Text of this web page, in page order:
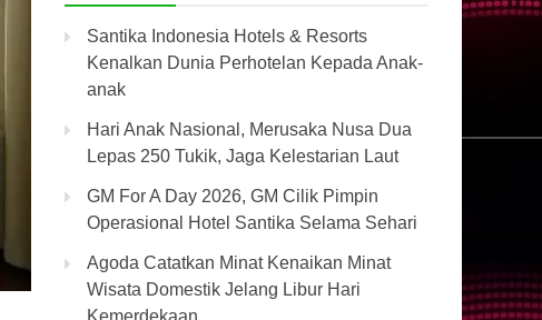
Santika Indonesia Hotels & Resorts
Kenalkan Dunia Perhotelan Kepada Anak-
anak
Hari Anak Nasional, Merusaka Nusa Dua
Lepas 250 Tukik, Jaga Kelestarian Laut
GM For A Day 2026, GM Cilik Pimpin
Operasional Hotel Santika Selama Sehari
Agoda Catatkan Minat Kenaikan Minat
Wisata Domestik Jelang Libur Hari